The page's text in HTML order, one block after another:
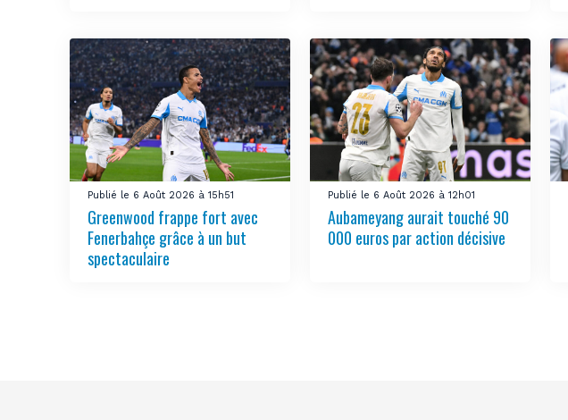
Publié le 6 Août 2026 à 15h51
Greenwood frappe fort avec
Fenerbahçe grâce à un but
spectaculaire
Publié le 6 Août 2026 à 12h01
Aubameyang aurait touché 90
000 euros par action décisive